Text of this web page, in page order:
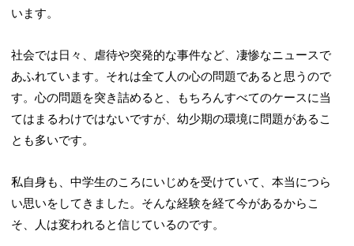
います。
社会では日々、虐待や突発的な事件など、凄惨なニュースで
あふれています。それは全て人の心の問題であると思うので
す。心の問題を突き詰めると、もちろんすべてのケースに当
てはまるわけではないですが、幼少期の環境に問題があるこ
とも多いです。
私自身も、中学生のころにいじめを受けていて、本当につら
い思いをしてきました。そんな経験を経て今があるからこ
そ、人は変われると信じているのです。